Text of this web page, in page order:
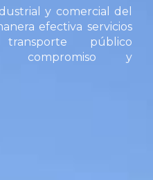
y comercial del
efectiva servicios
público
compromiso y